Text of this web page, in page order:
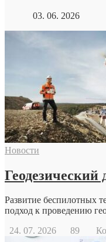
03. 06. 2026
Новости
Геодезический
Развитие беспилотных
подход к проведению
24. 07. 2026
89